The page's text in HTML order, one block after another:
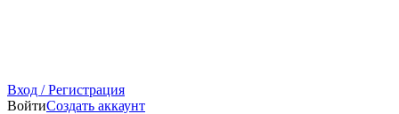
Вход / Регистрация
ВойтиСоздать аккаунт